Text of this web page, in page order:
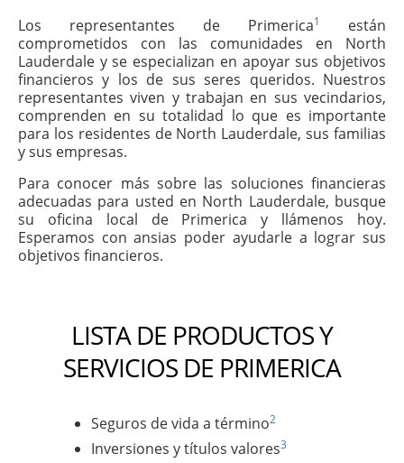
Los representantes de Primerica1
están
comprometidos con las comunidades en North
Lauderdale y se especializan en apoyar sus objetivos
financieros y los de sus seres queridos. Nuestros
representantes viven y trabajan en sus vecindarios,
comprenden en su totalidad lo que es importante
para los residentes de North Lauderdale, sus familias
y sus empresas.
Para conocer más sobre las soluciones financieras
adecuadas para usted en North Lauderdale, busque
su oficina local de Primerica y llámenos hoy.
Esperamos con ansias poder ayudarle a lograr sus
objetivos financieros.
LISTA DE PRODUCTOS Y
SERVICIOS DE PRIMERICA
Seguros de vida a término2
Inversiones y títulos valores3